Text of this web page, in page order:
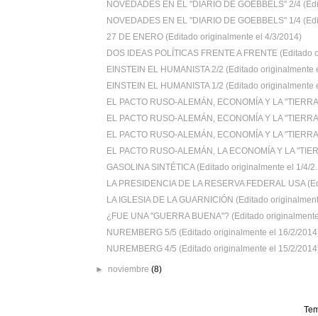
NOVEDADES EN EL "DIARIO DE GOEBBELS" 2/4
NOVEDADES EN EL "DIARIO DE GOEBBELS" 1/4
27 DE ENERO (Editado originalmente el 4/3/2014)
DOS IDEAS POLÍTICAS FRENTE A FRENTE (Editado
EINSTEIN EL HUMANISTA 2/2 (Editado originalmente
EINSTEIN EL HUMANISTA 1/2 (Editado originalmente
EL PACTO RUSO-ALEMÁN, ECONOMÍA Y LA
EL PACTO RUSO-ALEMÁN, ECONOMÍA Y LA
EL PACTO RUSO-ALEMÁN, ECONOMÍA Y LA
EL PACTO RUSO-ALEMÁN, LA ECONOMÍA Y LA
GASOLINA SINTÉTICA (Editado originalmente el 1/4/
LA PRESIDENCIA DE LA RESERVA FEDERAL USA
LA IGLESIA DE LA GUARNICIÓN (Editado
¿FUE UNA "GUERRA BUENA"? (Editado
NUREMBERG 5/5 (Editado originalmente el 16/2/
NUREMBERG 4/5 (Editado originalmente el 15/2/
► noviembre(8)